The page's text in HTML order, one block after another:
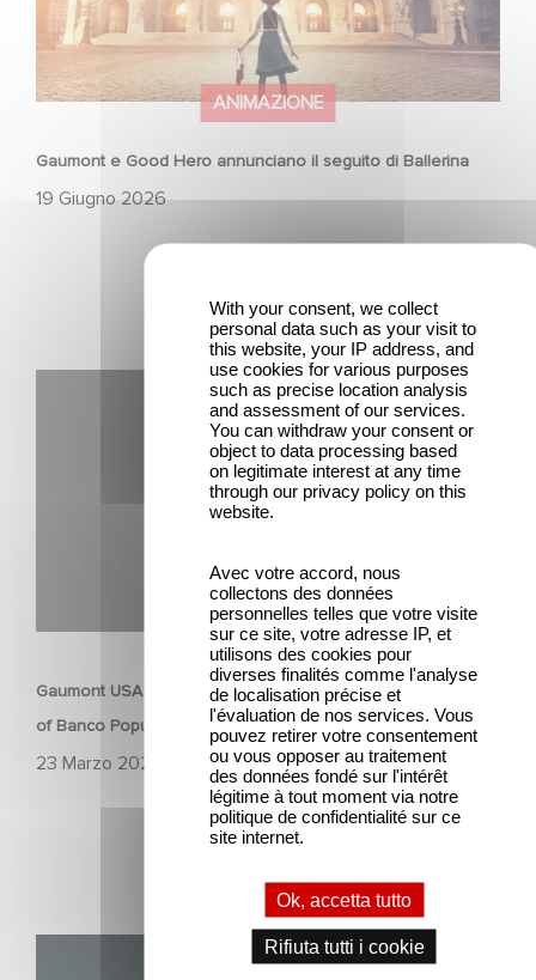
ANIMAZIONE
Gaumont e Good Hero annunciano il seguito di Ballerina
19 Giugno 2026
SERIE
Gaumont USA Acquires OPUS, an Investigation into the Fall
of Banco Popular
23 Marzo 2026
Gaumont USA Acquires OPUS, an Investigation into the
Unfamiliar è al n. 1 nella Top 10 di Netflix delle serie non in
With your consent, we collect
personal data such as your visit to
this website, your IP address, and
use cookies for various purposes
such as precise location analysis
and assessment of our services.
You can withdraw your consent or
object to data processing based
on legitimate interest at any time
through our privacy policy on this
website.
Avec votre accord, nous
collectons des données
personnelles telles que votre visite
sur ce site, votre adresse IP, et
utilisons des cookies pour
diverses finalités comme l'analyse
de localisation précise et
l'évaluation de nos services. Vous
pouvez retirer votre consentement
ou vous opposer au traitement
des données fondé sur l'intérêt
légitime à tout moment via notre
politique de confidentialité sur ce
site internet.
Ok, accetta tutto
Rifiuta tutti i cookie